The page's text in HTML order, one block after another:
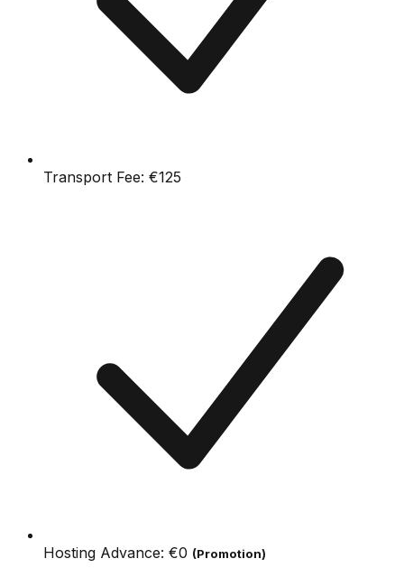
Transport Fee: €125
Hosting Advance: €0 (Promotion)